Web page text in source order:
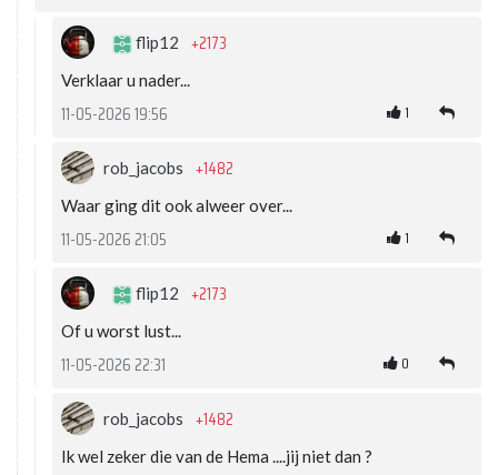
flip12 +2173
Verklaar u nader...
11-05-2026 19:56 1
rob_jacobs +1482
Waar ging dit ook alweer over...
11-05-2026 21:05 1
flip12 +2173
Of u worst lust...
11-05-2026 22:31 0
rob_jacobs +1482
Ik wel zeker die van de Hema ....jij niet dan ?